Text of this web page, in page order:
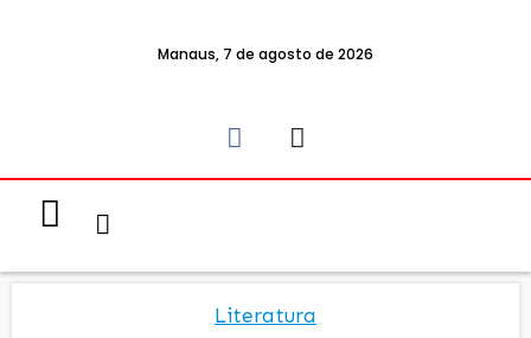
Manaus, 7 de agosto de 2026
Literatura